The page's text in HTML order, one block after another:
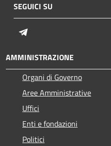
SEGUICI SU
AMMINISTRAZIONE
Organi di Governo
Aree Amministrative
Uffici
Enti e fondazioni
Politici